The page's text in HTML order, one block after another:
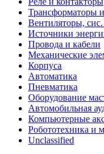
Трансформаторы
Вентиляторы,
Источники
Провода и кабели
Механические
Корпуса
Автоматика
Пневматика
Оборудование
Автомобильная
Компьютерные
Робототехника и
Unclassified